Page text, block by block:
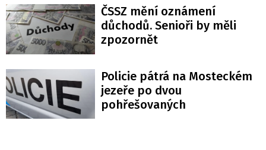
ČSSZ mění oznámení
důchodů. Senioři by měli
zpozornět
Policie pátrá na Mosteckém
jezeře po dvou
pohřešovaných